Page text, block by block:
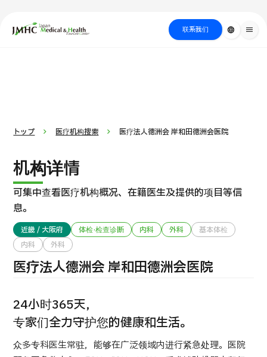
日本医疗健康雅旅中心（JMHC） 联系我们 language menu
重离子线治疗（大阪重离子线中心）
治療 粒子線
2026.01.12
トップ 医疗机构搜索 医疗法人德洲会 岸和田德洲会医院
机构详情
可集中查看医疗机构概况、在籍医生及提供的项目等信
息。
近畿 / 大阪府 体检·检查诊断 内科 外科
基本体检
内科
外科
医疗法人德洲会 岸和田德洲会医院
24小时365天，
专家们全力守护您的健康和生活。
众多专科医生常驻，能够在广泛领域内进行紧急处理。医院